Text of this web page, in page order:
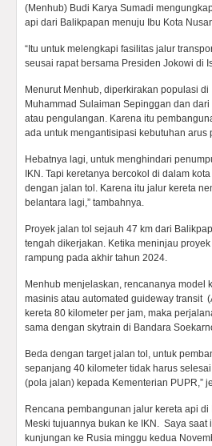
(Menhub) Budi Karya Sumadi
api dari Balikpapan menuju Ibu Kota
“Itu untuk melengkapi fasilitas jalur
seusai rapat bersama Presiden Jokowi di
Menurut Menhub, diperkirakan populasi
Muhammad Sulaiman Sepinggan dan
atau pengulangan. Karena itu
ada untuk mengantisipasi kebutuhan
Hebatnya lagi, untuk menghindari
IKN. Tapi keretanya bercokol di dalam
dengan jalan tol. Karena itu jalur kereta
belantara lagi,” tambahnya.
Proyek jalan tol sejauh 47 km dari
tengah dikerjakan. Ketika meninjau
rampung pada akhir tahun 2024.
Menhub menjelaskan, rencananya model
masinis atau automated guideway transit
kereta 80 kilometer per jam, maka
sama dengan skytrain di Bandara
Beda dengan target jalan tol, untuk
sepanjang 40 kilometer tidak harus
(pola jalan) kepada Kementerian PUPR,”
Rencana pembangunan jalur kereta api
Meski tujuannya bukan ke IKN. Saya
kunjungan ke Rusia minggu kedua